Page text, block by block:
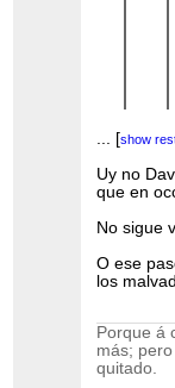
... [
...[
[show
Uy no
que en
No sigue
O ese
los
Porque á
más;
quitado.